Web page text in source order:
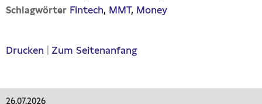
Schlagwörter Fintech MMT Money
Drucken Zum Seitenanfang
26.07.2026